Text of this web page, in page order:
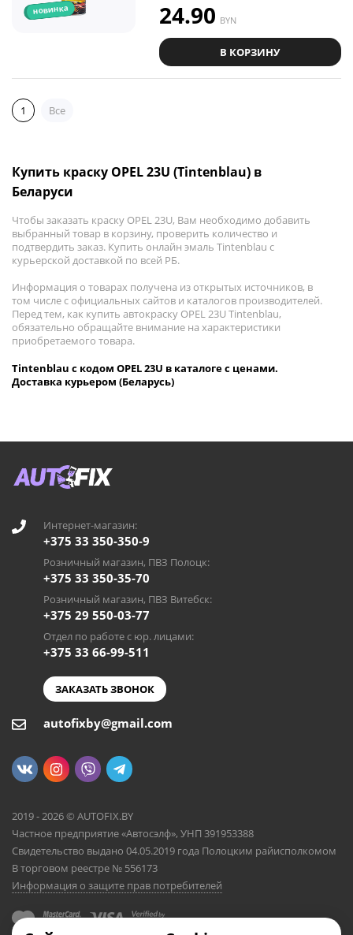
новинка 24.90 BYN
В КОРЗИНУ
1 Все
Купить краску OPEL 23U (Tintenblau) в
Беларуси
Чтобы заказать краску OPEL 23U, Вам необходимо добавить
выбранный товар в корзину, проверить количество и
подтвердить заказ. Купить онлайн эмаль Tintenblau с
курьерской доставкой по всей РБ.
Информация о товарах получена из открытых источников, в
том числе с официальных сайтов и каталогов производителей.
Перед тем, как купить автокраску OPEL 23U Tintenblau,
обязательно обращайте внимание на характеристики
приобретаемого товара.
Tintenblau с кодом OPEL 23U в каталоге с ценами.
Доставка курьером (Беларусь)
Интернет-магазин:
+375 33 350-350-9
Розничный магазин, ПВЗ Полоцк:
+375 33 350-35-70
Розничный магазин, ПВЗ Витебск:
+375 29 550-03-77
Отдел по работе с юр. лицами:
+375 33 66-99-511
ЗАКАЗАТЬ ЗВОНОК
autofixby@gmail.com
2019 - 2026 © AUTOFIX.BY
Частное предприятие «Автосэлф», УНП 391953388
Свидетельство выдано 04.05.2019 года Полоцким райисполкомом
В торговом реестре № 556173
Информация о защите прав потребителей